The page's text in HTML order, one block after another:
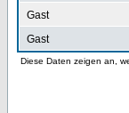
Gast
Gast
Diese Daten zeigen an,